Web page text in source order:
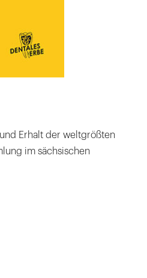
Erhalt der weltgrößten
im sächsischen